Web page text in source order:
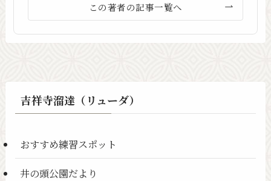
この著者の記事一覧へ
吉祥寺溜達（リューダ）
おすすめ練習スポット
井の頭公園だより